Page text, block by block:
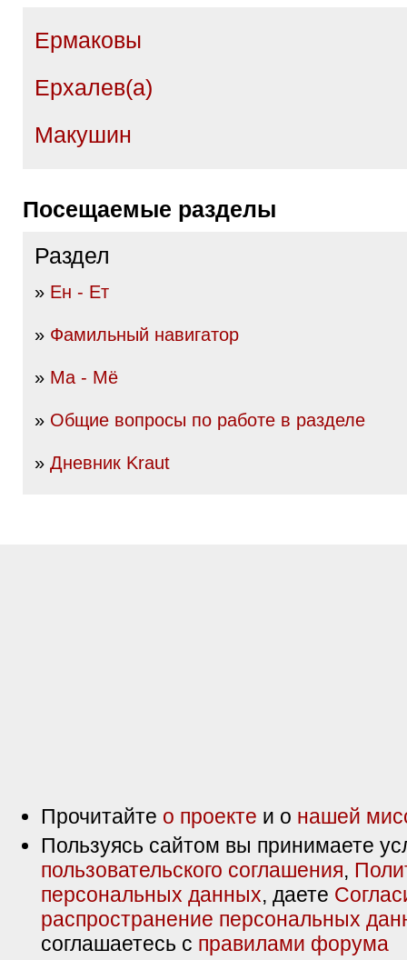
Ермаковы
Ерхалев(а)
Макушин
Посещаемые разделы
Раздел
» Ен - Ет
» Фамильный навигатор
» Ма - Мё
» Общие вопросы по работе в разделе
» Дневник Kraut
Прочитайте о проекте и о нашей
Пользуясь сайтом вы принимаете
пользовательского соглашения,
персональных данных, даете
распространение персональных
соглашаетесь с правилами форума